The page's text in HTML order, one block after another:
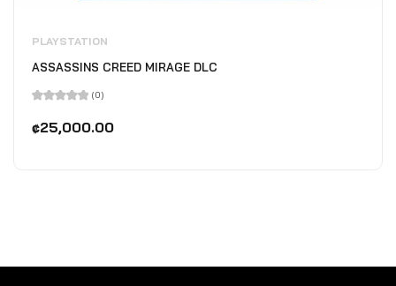
PLAYSTATION
ASSASSINS CREED MIRAGE DLC
en
0
(0)
₡25,000.00